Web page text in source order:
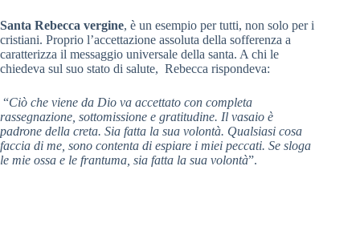
Santa Rebecca vergine, è un esempio per tutti, non solo per i
cristiani. Proprio l’accettazione assoluta della sofferenza a
caratterizza il messaggio universale della santa. A chi le
chiedeva sul suo stato di salute, Rebecca rispondeva:
“Ciò che viene da Dio va accettato con completa
rassegnazione, sottomissione e gratitudine. Il vasaio è
padrone della creta. Sia fatta la sua volontà. Qualsiasi cosa
faccia di me, sono contenta di espiare i miei peccati. Se sloga
le mie ossa e le frantuma, sia fatta la sua volontà”.